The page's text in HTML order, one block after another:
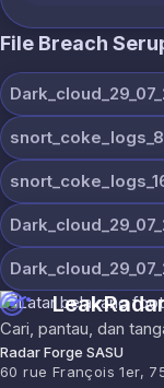
File Breach
Cari, pantau, dan
Radar Forge SASU
60 rue François 1er,